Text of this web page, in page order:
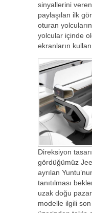
sinyallerini
paylaşılan ilk
oturan
yolcular içinde
ekranların
Direksiyon
gördüğümüz
ayrılan
tanıtılması
uzak doğu
modelle ilgili